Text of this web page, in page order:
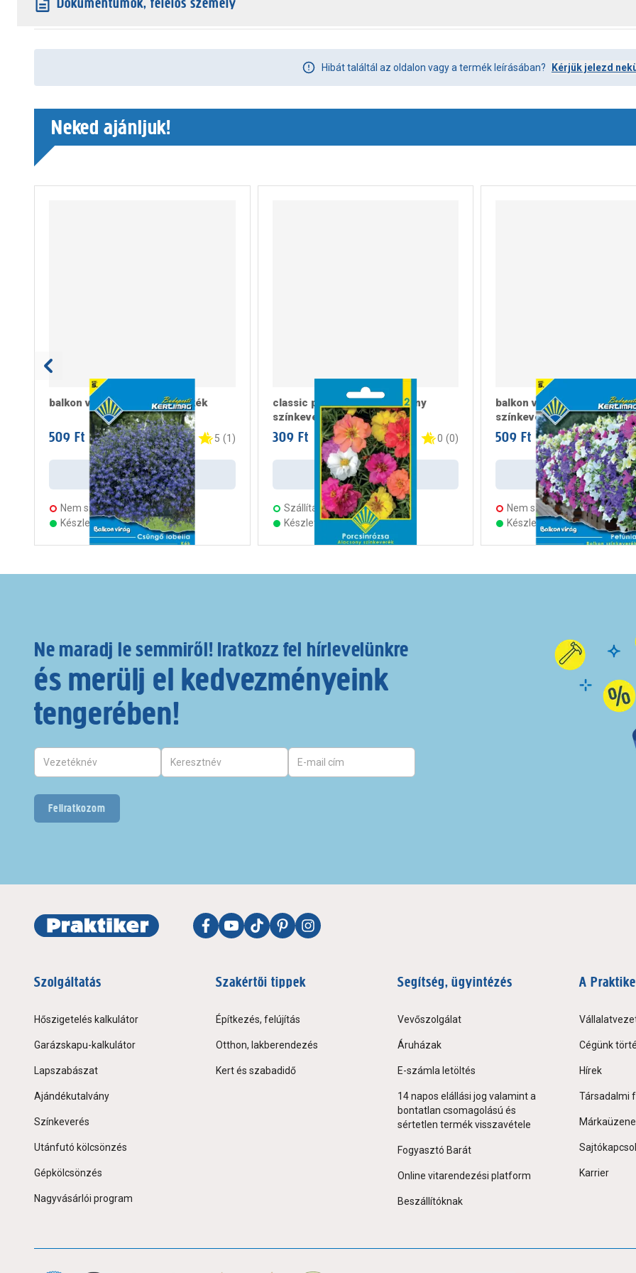
Hibát találtál az oldalon vagy a termék leírásában? Kérjük jelezd
Neked ajánljuk!
balkon virág csüngő lobélia kék
509 Ft / csomag 5 (1 )
Kosárba
Nem szállítható
Készleten 2 áruházban
classic porcsinrózsa alacsony
színkeverék
309 Ft / csomag 0 (0)
Kosárba
Szállítás: 2 munkanap
Készleten 3 áruházban
balkon virág petúnia balkon
színkeverék
509 Ft / csomag
Kosárba
Nem szállítható
Készleten 1 áruházban
Ne maradj le semmiről! Iratkozz fel hírlevelünkre
és merülj el kedvezményeink
tengerében!
Feliratkozom
Szolgáltatás
Hőszigetelés kalkulátor
Garázskapu-kalkulátor
Lapszabászat
Ajándékutalvány
Színkeverés
Utánfutó kölcsönzés
Gépkölcsönzés
Nagyvásárlói program
Szakértői tippek
Építkezés, felújítás
Otthon, lakberendezés
Kert és szabadidő
Segítség, ügyintézés
Vevőszolgálat
Áruházak
E-számla letöltés
14 napos elállási jog valamint a
bontatlan csomagolású és
sértetlen termék visszavétele
Fogyasztó Barát
Online vitarendezési platform
Beszállítóknak
A
Cégünk
Hírek
Társadalmi
Karrier